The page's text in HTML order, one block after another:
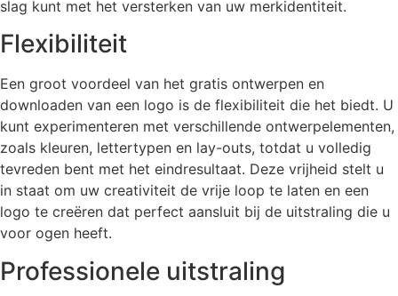
slag kunt met het versterken van uw merkidentiteit.
Flexibiliteit
Een groot voordeel van het gratis ontwerpen en
downloaden van een logo is de flexibiliteit die het biedt. U
kunt experimenteren met verschillende ontwerpelementen,
zoals kleuren, lettertypen en lay-outs, totdat u volledig
tevreden bent met het eindresultaat. Deze vrijheid stelt u
in staat om uw creativiteit de vrije loop te laten en een
logo te creëren dat perfect aansluit bij de uitstraling die u
voor ogen heeft.
Professionele uitstraling